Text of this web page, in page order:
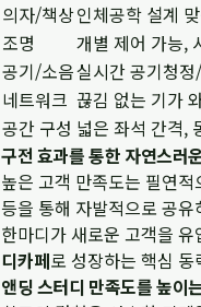
의자/책상인체공학 설계
조명
개별 제어 가능,
공기/소음실시간 공기청
네트워크 끊김 없는 기가
공간 구성 넓은 좌석 간격,
구전 효과를 통한 자연스러
높은 고객 만족도는 필연
등을 통해 자발적으로 공
한마디가 새로운 고객을
디카페로 성장하는 핵심
앤딩 스터디 만족도를 높이